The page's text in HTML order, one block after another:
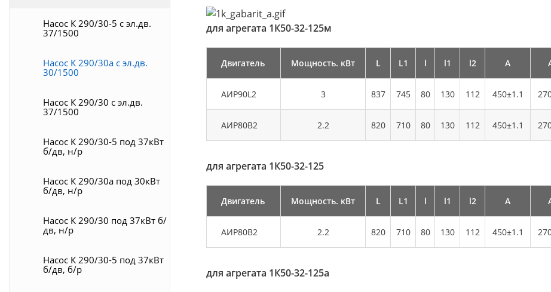
Насос К 290/30-5 с эл.дв.
37/1500
Насос К 290/30а с эл.дв.
30/1500
Насос К 290/30 с эл.дв.
37/1500
Насос К 290/30-5 под 37кВт
б/дв, н/р
Насос К 290/30а под 30кВт
б/дв, н/р
Насос К 290/30 под 37кВт б/
дв, н/р
Насос К 290/30-5 под 37кВт
б/дв, б/р
для агрегата 1К50-32-125м
Двигатель Мощность. кВт L L1 l l1 l2 А
АИР90L2 3 837 745 80 130 112 450±1.1
АИР80В2 2.2 820 710 80 130 112 450±1.1
для агрегата 1К50-32-125
Двигатель Мощность. кВт L L1 l l1 l2 А
АИР80В2 2.2 820 710 80 130 112 450±1.1
для агрегата 1К50-32-125а